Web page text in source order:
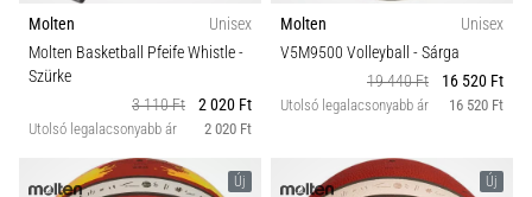
Molten
Unisex
Molten Basketball Pfeife Whistle-
Szürke
3 110 Ft
2 020 Ft
Utolsó legalacsonyabb ár 2 020 Ft
Molten
Unisex
V5M9500 Volleyball - Sárga
19 440 Ft
16 520 Ft
Utolsó legalacsonyabb ár 16 520 Ft
Új Új